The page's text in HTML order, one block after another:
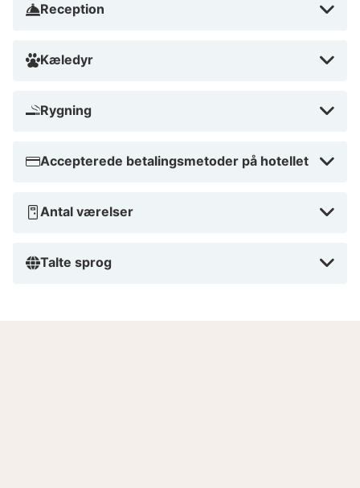
Reception
Kæledyr
Rygning
Accepterede betalingsmetoder på hotellet
Antal værelser
Talte sprog